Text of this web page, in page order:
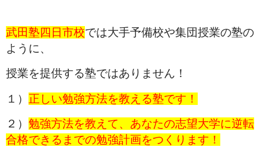
武田塾四日市校では大手予備校や集団授業の塾の
ように、
授業を提供する塾ではありません！
１） 正しい勉強方法を教える塾です！
２） 勉強方法を教えて、あなたの志望大学に逆転
合格できるまでの勉強計画をつくります！